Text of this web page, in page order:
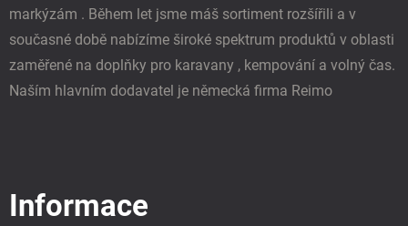
markýzám . Během let jsme máš sortiment rozšířili a v
současné době nabízíme široké spektrum produktů v oblasti
zaměřené na doplňky pro karavany , kempování a volný čas.
Naším hlavním dodavatel je německá firma Reimo
Informace